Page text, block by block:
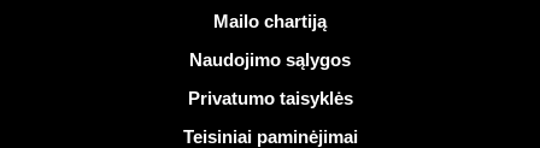
Naudingos nuorodosMailo chartiją
Naudojimo sąlygos
Privatumo taisyklės
Teisiniai paminėjimai